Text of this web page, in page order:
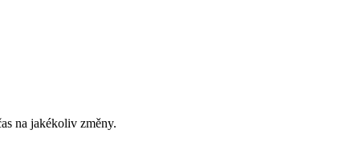
na jakékoliv změny.